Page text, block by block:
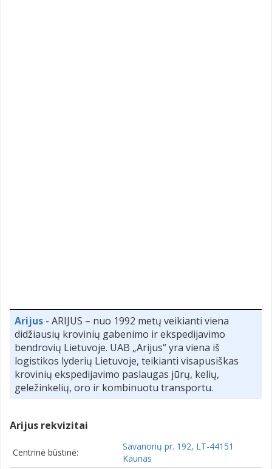
Arijus - ARIJUS – nuo 1992 metų veikianti viena
didžiausių krovinių gabenimo ir ekspedijavimo
bendrovių Lietuvoje. UAB „Arijus“ yra viena iš
logistikos lyderių Lietuvoje, teikianti visapusiškas
krovinių ekspedijavimo paslaugas jūrų, kelių,
geležinkelių, oro ir kombinuotu transportu.
Arijus rekvizitai
Centrinė būstinė:
Savanorių pr. 192, LT-44151
Kaunas